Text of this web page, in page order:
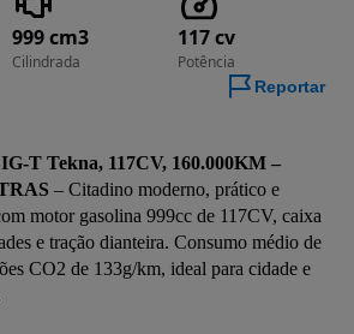
999 cm3
Cilindrada
117 cv
Potência
Reportar
T Tekna, 117CV, 160.000KM –
– Citadino moderno, prático e
motor gasolina 999cc de 117CV, caixa
e tração dianteira. Consumo médio de
CO2 de 133g/km, ideal para cidade e